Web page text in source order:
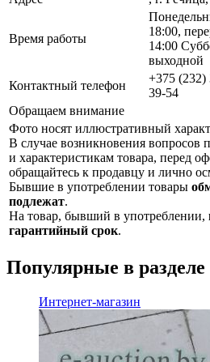
Время работы
18:00,
14:00
выходной
Контактный телефон
+375 (232)
39-54
Обращаем внимание
Фото носят иллюстративный
В случае возникновения вопросов
и характеристикам товара, перед
обращайтесь к продавцу и лично
Бывшие в употреблении товары
подлежат.
На товар, бывший в употреблении,
гарантийный срок.
Популярные в разделе
Интернет-магазин